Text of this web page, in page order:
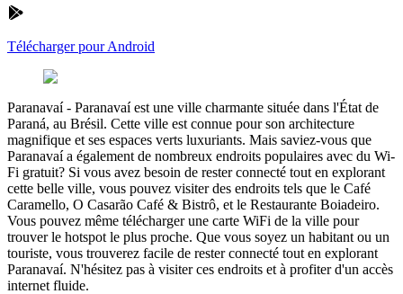
Télécharger pour Android
Paranavaí- Paranavaí est une ville charmante située dans l'État de
Paraná, au Brésil. Cette ville est connue pour son architecture
magnifique et ses espaces verts luxuriants. Mais saviez-vous que
Paranavaí a également de nombreux endroits populaires avec du Wi-
Fi gratuit? Si vous avez besoin de rester connecté tout en explorant
cette belle ville, vous pouvez visiter des endroits tels que le Café
Caramello, O Casarão Café & Bistrô, et le Restaurante Boiadeiro.
Vous pouvez même télécharger une carte WiFi de la ville pour
trouver le hotspot le plus proche. Que vous soyez un habitant ou un
touriste, vous trouverez facile de rester connecté tout en explorant
Paranavaí. N'hésitez pas à visiter ces endroits et à profiter d'un accès
internet fluide.